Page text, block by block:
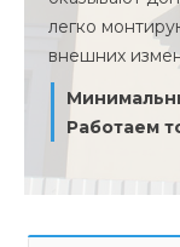
легко
внешних
Работаем